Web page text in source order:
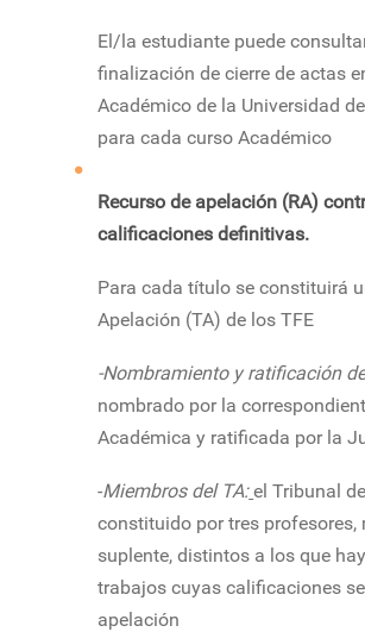
El/la estudiante puede
finalización de cierre de actas
Académico de la Universidad
para cada curso Académico
Recurso de apelación (RA)
calificaciones definitivas.
Para cada título se constituirá
Apelación (TA) de los TFE
-Nombramiento y ratificación
nombrado por la
Académica y ratificada por la
-Miembros del TA: el Tribunal
constituido por tres profesores,
suplente, distintos a los que
trabajos cuyas calificaciones
apelación